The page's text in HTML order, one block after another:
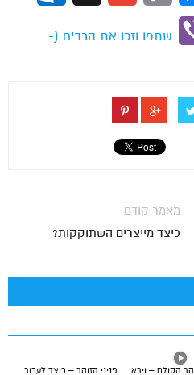
Viber
שתפו וזכו את הרבים (-:
מאמר קודם
כיצד מייצרים השתוקקות?
פניני הזוהר – כיצד לעבור
הסולם – וירא